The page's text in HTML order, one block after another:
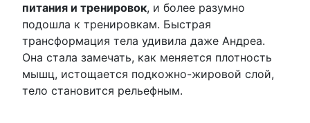
питания и тренировок, и более разумно
подошла к тренировкам. Быстрая
трансформация тела удивила даже Андреа.
Она стала замечать, как меняется плотность
мышц, истощается подкожно-жировой слой,
тело становится рельефным.